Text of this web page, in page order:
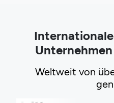
Weltweit von